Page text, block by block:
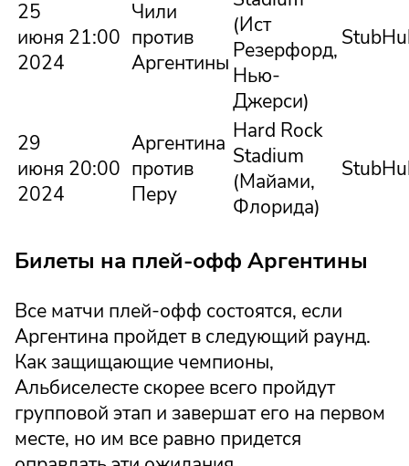
25
июня
2024
21:00
Чили
против
Аргентины
(Ист
Резерфорд,
Нью-
Джерси)
29
июня
2024
20:00
Аргентина
против
Перу
Hard Rock
Stadium
(Майами,
Флорида)
Билеты на плей-офф Аргентины
Все матчи плей-офф состоятся, если
Аргентина пройдет в следующий раунд.
Как защищающие чемпионы,
Альбиселесте скорее всего пройдут
групповой этап и завершат его на первом
месте, но им все равно придется